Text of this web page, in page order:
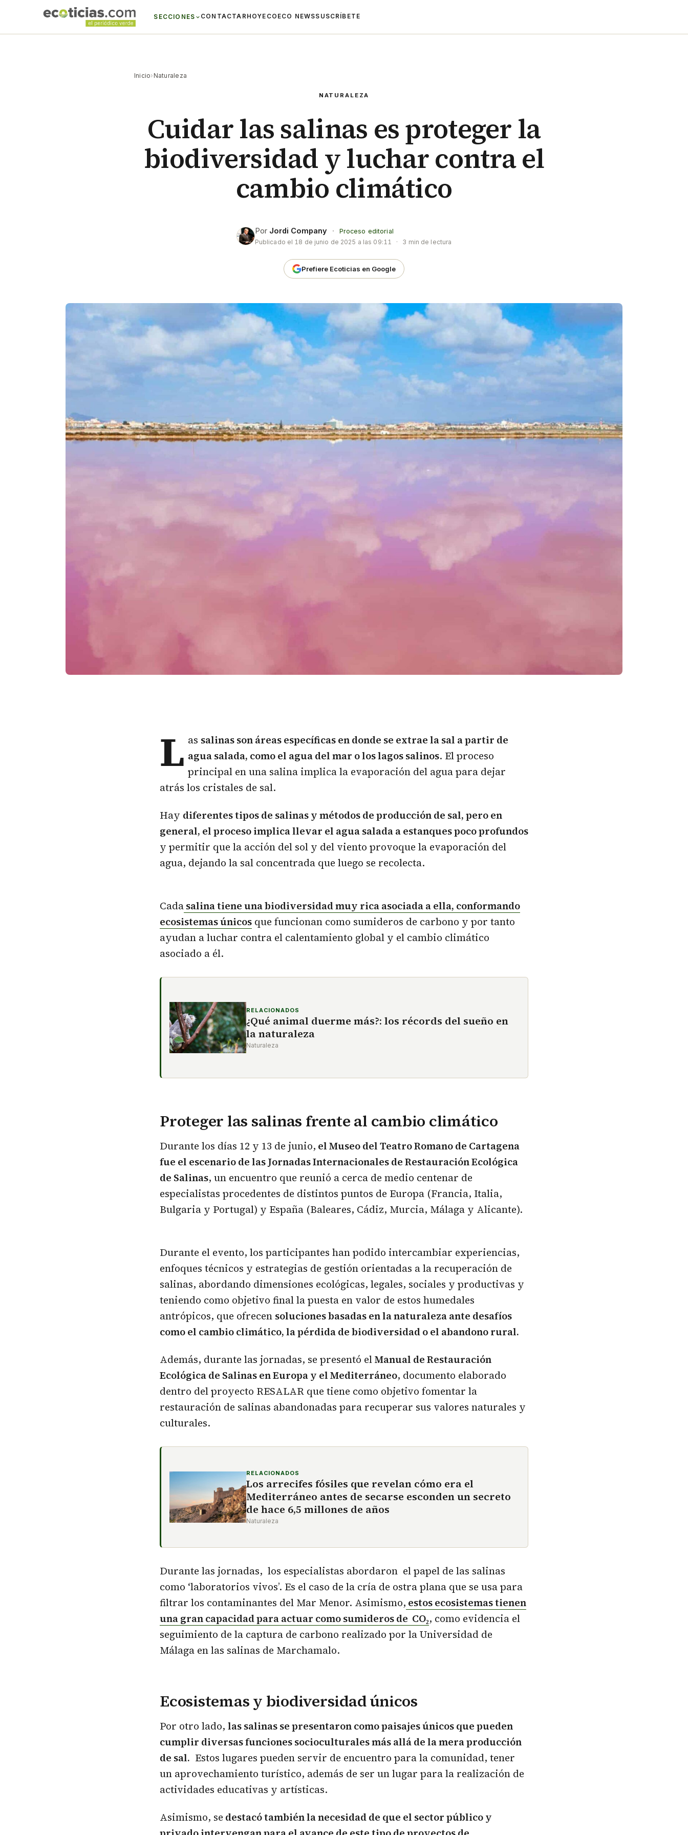
SECCIONES CONTACTAR HOYECO ECO NEWSSUSCRÍBETE
Inicio› Naturaleza
NATURALEZA
Cuidar las salinas es proteger la
biodiversidad y luchar contra el
cambio climático
Por Jordi Company ·
Proceso editorial
Publicado el 18 de junio de 2025 a las 09:11 · 3 min de lectura
Prefiere Ecoticias en Google
L as salinas son áreas específicas en donde se extrae la sal a partir de
agua salada, como el agua del mar o los lagos salinos. El proceso
principal en una salina implica la evaporación del agua para dejar
atrás los cristales de sal.
Hay diferentes tipos de salinas y métodos de producción de sal, pero en
general, el proceso implica llevar el agua salada a estanques poco profundos
y permitir que la acción del sol y del viento provoque la evaporación del
agua, dejando la sal concentrada que luego se recolecta.
Cadasalina tiene una biodiversidad muy rica asociada a ella, conformando
ecosistemas únicos que funcionan como sumideros de carbono y por tanto
ayudan a luchar contra el calentamiento global y el cambio climático
asociado a él.
RELACIONADOS
¿Qué animal duerme más?: los récords del sueño en
la naturaleza
Naturaleza
Proteger las salinas frente al cambio climático
Durante los días 12 y 13 de junio, el Museo del Teatro Romano de Cartagena
fue el escenario de las Jornadas Internacionales de Restauración Ecológica
de Salinas, un encuentro que reunió a cerca de medio centenar de
especialistas procedentes de distintos puntos de Europa (Francia, Italia,
Bulgaria y Portugal) y España (Baleares, Cádiz, Murcia, Málaga y Alicante).
Durante el evento, los participantes han podido intercambiar experiencias,
enfoques técnicos y estrategias de gestión orientadas a la recuperación de
salinas, abordando dimensiones ecológicas, legales, sociales y productivas y
teniendo como objetivo final la puesta en valor de estos humedales
antrópicos, que ofrecen soluciones basadas en la naturaleza ante desafíos
como el cambio climático, la pérdida de biodiversidad o el abandono rural.
Además, durante las jornadas, se presentó elManual de Restauración
Ecológica de Salinas en Europa y el Mediterráneo, documento elaborado
dentro del proyecto RESALAR que tiene como objetivo fomentar la
restauración de salinas abandonadas para recuperar sus valores naturales y
culturales.
RELACIONADOS
Los arrecifes fósiles que revelan cómo era el
Mediterráneo antes de secarse esconden un secreto
de hace 6,5 millones de años
Naturaleza
Durante las jornadas, los especialistas abordaron el papel de las salinas
como ‘laboratorios vivos’. Es el caso de la cría de ostra plana que se usa para
filtrar los contaminantes del Mar Menor. Asimismo, estos ecosistemas tienen
una gran capacidad para actuar como sumideros de CO₂, como evidencia el
seguimiento de la captura de carbono realizado por la Universidad de
Málaga en las salinas de Marchamalo.
Ecosistemas y biodiversidad únicos
Por otro lado, las salinas se presentaron como paisajes únicos que pueden
cumplir diversas funciones socioculturales más allá de la mera producción
de sal. Estos lugares pueden servir de encuentro para la comunidad, tener
un aprovechamiento turístico, además de ser un lugar para la realización de
actividades educativas y artísticas.
Asimismo, se destacó también la necesidad de que el sector público y